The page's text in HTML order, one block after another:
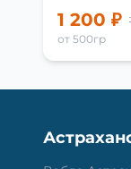
1 200 ₽
от 500гр